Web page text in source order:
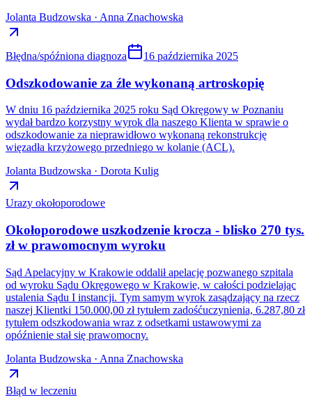
Jolanta Budzowska · Anna Znachowska
Błędna/spóźniona diagnoza 16 października 2025
Odszkodowanie za źle wykonaną artroskopię
W dniu 16 października 2025 roku Sąd Okręgowy w Poznaniu
wydał bardzo korzystny wyrok dla naszego Klienta w sprawie o
odszkodowanie za nieprawidłowo wykonaną rekonstrukcję
więzadła krzyżowego przedniego w kolanie (ACL).
Jolanta Budzowska · Dorota Kulig
Urazy okołoporodowe
Okołoporodowe uszkodzenie krocza - blisko 270 tys.
zł w prawomocnym wyroku
Sąd Apelacyjny w Krakowie oddalił apelację pozwanego szpitala
od wyroku Sądu Okręgowego w Krakowie, w całości podzielając
ustalenia Sądu I instancji. Tym samym wyrok zasądzający na rzecz
naszej Klientki 150.000,00 zł tytułem zadośćuczynienia, 6.287,80 zł
tytułem odszkodowania wraz z odsetkami ustawowymi za
opóźnienie stał się prawomocny.
Jolanta Budzowska · Anna Znachowska
Błąd w leczeniu